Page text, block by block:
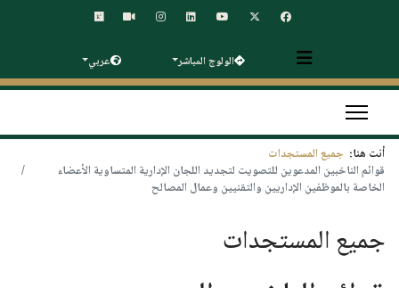
الولوج المباشر عربي
أنت هنا: جميع المستجدات
قوائم الناخبين المدعوين للتصويت لتجديد اللجان الإدارية المتساوية الأعضاء
الخاصة بالموظفين الإداريين والتقنيين وعمال المصالح
جميع المستجدات